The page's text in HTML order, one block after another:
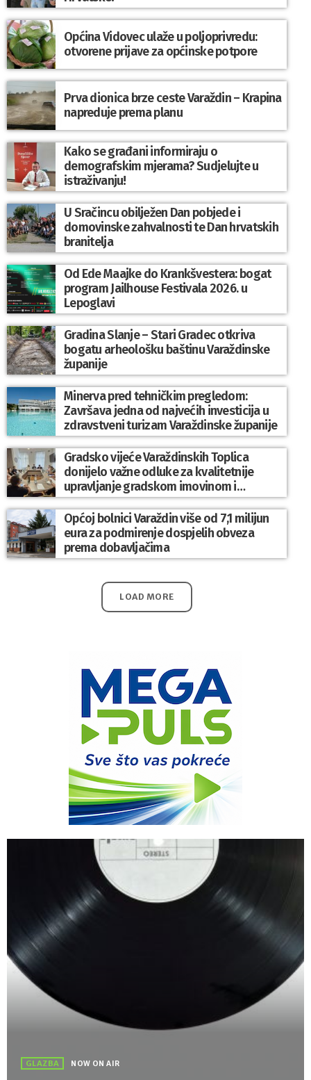
Općina Vidovec ulaže u poljoprivredu:
otvorene prijave za općinske potpore
Prva dionica brze ceste Varaždin – Krapina
napreduje prema planu
Kako se građani informiraju o
demografskim mjerama? Sudjelujte u
istraživanju!
U Sračincu obilježen Dan pobjede i
domovinske zahvalnosti te Dan hrvatskih
branitelja
Od Ede Maajke do Krankšvestera: bogat
program Jailhouse Festivala 2026. u
Lepoglavi
Gradina Slanje – Stari Gradec otkriva
bogatu arheološku baštinu Varaždinske
županije
Minerva pred tehničkim pregledom:
Završava jedna od najvećih investicija u
zdravstveni turizam Varaždinske županije
Gradsko vijeće Varaždinskih Toplica
donijelo važne odluke za kvalitetnije
upravljanje gradskom imovinom i
komunalnim sustavom
Općoj bolnici Varaždin više od 7,1 milijun
eura za podmirenje dospjelih obveza
prema dobavljačima
LOAD MORE
GLAZBA NOW ON AIR